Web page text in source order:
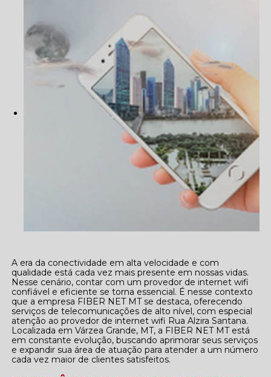
A era da conectividade em alta velocidade e com
qualidade está cada vez mais presente em nossas vidas.
Nesse cenário, contar com um provedor de internet wifi
confiável e eficiente se torna essencial. É nesse contexto
que a empresa FIBER NET MT se destaca, oferecendo
serviços de telecomunicações de alto nível, com especial
atenção ao provedor de internet wifi Rua Alzira Santana.
Localizada em Várzea Grande, MT, a FIBER NET MT está
em constante evolução, buscando aprimorar seus serviços
e expandir sua área de atuação para atender a um número
cada vez maior de clientes satisfeitos.